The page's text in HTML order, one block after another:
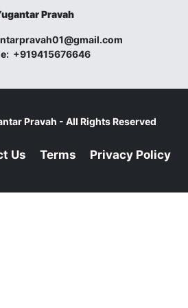
Pravah
+919415676646
Pravah - All Rights Reserved
Us Terms Privacy Policy